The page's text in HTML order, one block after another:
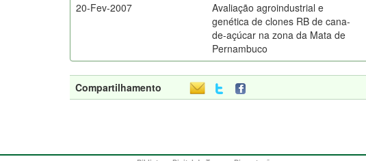
20-Fev-2007
Avaliação agroindustrial e
genética de clones RB de cana-
de-açúcar na zona da Mata de
Pernambuco
Compartilhamento